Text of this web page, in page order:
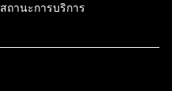
สถานะการบริการ